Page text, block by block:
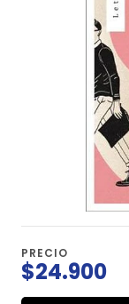
PRECIO
$24.900